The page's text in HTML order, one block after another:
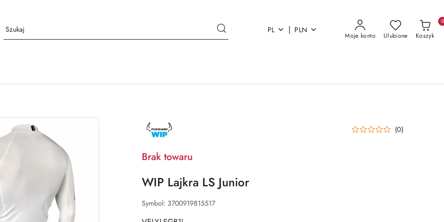
PL | PLN
Moje konto Ulubione Koszyk
0
NAZWA
PRODUCENTA:
FORWARD (0)
Brak towaru
WIP Lajkra LS Junior
Symbol: 3700919815517